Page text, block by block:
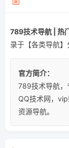
789技术导航 | 热
录于【各类导航】
官方简介：
789技术导航，
QQ技术网，
资源导航。